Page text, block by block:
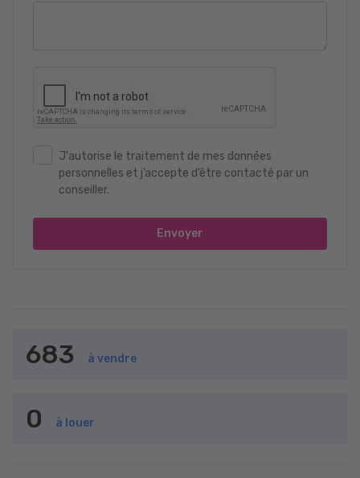
J'autorise le traitement de mes données
personnelles et j’accepte d’être contacté par un
conseiller.
Envoyer
683 à vendre
0 à louer